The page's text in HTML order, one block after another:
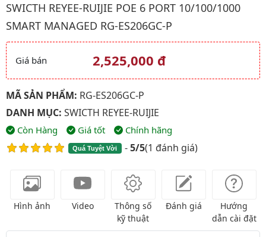
SWICTH REYEE-RUIJIE POE 6 PORT 10/100/1000
SMART MANAGED RG-ES206GC-P
Giá và khuyến mãi
Giá bán 2,525,000 đ
MÃ SẢN PHẨM: RG-ES206GC-P
DANH MỤC: SWICTH REYEE-RUIJIE
Còn Hàng Giá tốt Chính hãng
Quá Tuyệt Vời -5/5(1 đánh giá)
Hình ảnh Video
Thông số
kỹ thuật
Đánh giá
Hướng
dẫn cài đặt